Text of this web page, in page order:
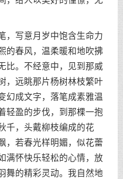
，写意月岁中饱含生命力
的春风，温柔暖和地吹拂
比。不经意中，见到那威
，远眺那片杨树林枝繁叶
幻成文字，落笔成素雅温
轻盈的步伐，到那棵一抱
千，头戴柳枝编成的花
，若春光样明媚，似花蕾
满怀快乐轻松的心情，放
舞的精彩灵动。我自然地